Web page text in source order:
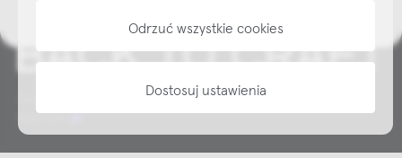
Copyright © NAP, 2025. All rights reserved
Made with 🫐
Odrzuć wszystkie cookies
Dostosuj ustawienia